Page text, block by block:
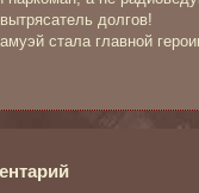
долгов!
стала главной